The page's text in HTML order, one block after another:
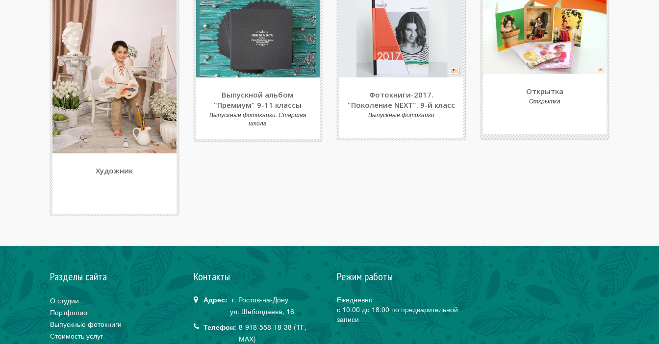
Художник
Выпускной альбом
"Премиум" 9-11 классы
Выпускные фотокниги. Старшая
школа
Фотокниги-2017.
"Поколение NEXT". 9-й класс
Выпускные фотокниги
Открытка
Открытка
Разделы сайта
О студии
Портфолио
Выпускные фотокниги
Стоимость услуг
Контакты
Адрес: г. Ростов-на-Дону
ул. Шеболдаева, 16
Телефон: 8-918-558-18-38 (ТГ,
МАХ)
Режим работы
Ежедневно
с 10.00 до 18.00 по предварительной
записи